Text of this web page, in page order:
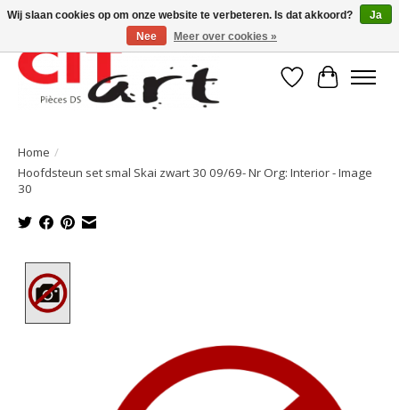
Verlanglijst
Home /
Hoofdsteun set smal Skai zwart 30 09/69- Nr Org: Interior - Image
30
Wij slaan cookies op om onze website te verbeteren. Is dat akkoord?
Ja
Nee
Meer over cookies »